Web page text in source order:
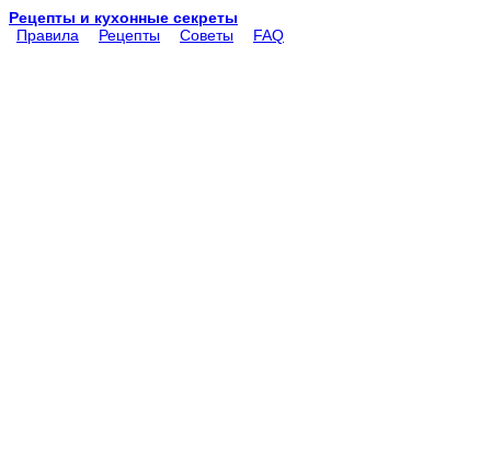
Рецепты и кухонные секреты
Правила
Рецепты Советы FAQ